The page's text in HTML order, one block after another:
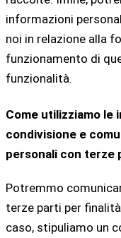
informazioni
noi in relazione alla
funzionamento di
funzionalità.
Come utilizziamo le
condivisione e
personali con terze
Potremmo
terze parti per
caso, stipuliamo un